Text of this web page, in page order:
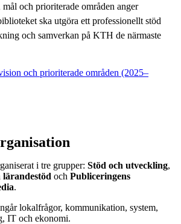
och prioriterade områden anger
ska utgöra ett professionellt stöd
och samverkan på KTH de närmaste
och prioriterade områden (2025–
i tre grupper: Stöd och utveckling,
lärandestöd och Publiceringens
.
lokalfrågor, kommunikation, system,
IT och ekonomi.